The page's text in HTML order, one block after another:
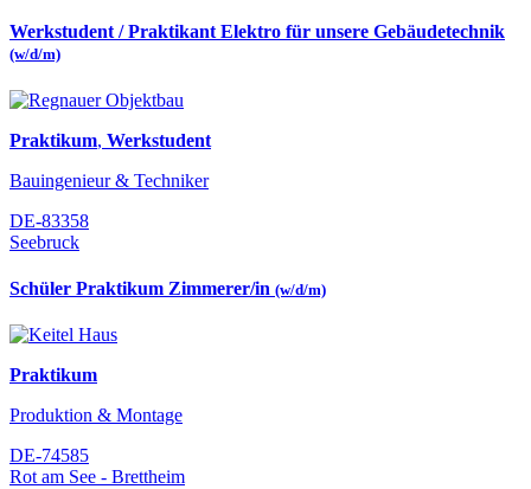
Werkstudent / Praktikant Elektro für unsere Gebäudetechnik
(w/d/m)
Praktikum, Werkstudent
Bauingenieur & Techniker
DE-83358
Seebruck
Schüler Praktikum Zimmerer/in (w/d/m)
Praktikum
Produktion & Montage
DE-74585
Rot am See - Brettheim